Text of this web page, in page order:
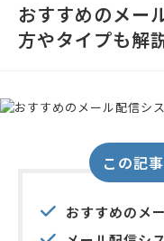
おすすめのメー
方やタイプも解
この記
おすすめのメ